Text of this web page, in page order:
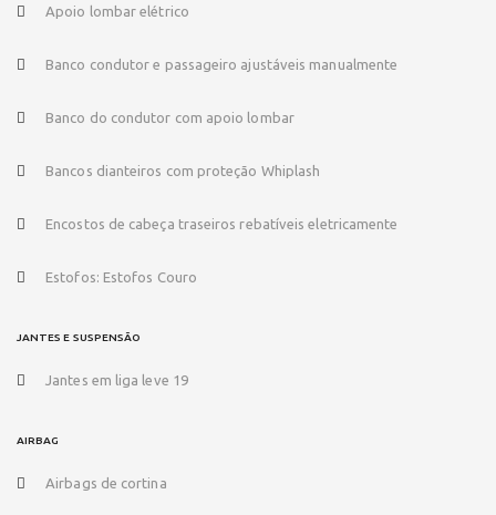
Apoio lombar elétrico
Banco condutor e passageiro ajustáveis manualmente
Banco do condutor com apoio lombar
Bancos dianteiros com proteção Whiplash
Encostos de cabeça traseiros rebatíveis eletricamente
Estofos: Estofos Couro
JANTES E SUSPENSÃO
Jantes em liga leve 19
AIRBAG
Airbags de cortina